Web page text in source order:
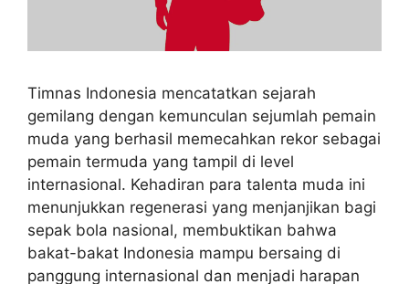
Timnas Indonesia mencatatkan sejarah
gemilang dengan kemunculan sejumlah pemain
muda yang berhasil memecahkan rekor sebagai
pemain termuda yang tampil di level
internasional. Kehadiran para talenta muda ini
menunjukkan regenerasi yang menjanjikan bagi
sepak bola nasional, membuktikan bahwa
bakat-bakat Indonesia mampu bersaing di
panggung internasional dan menjadi harapan